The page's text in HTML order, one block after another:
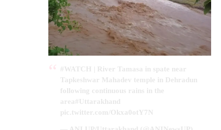
#WATCH
| River Tamasa in spate near
Tapkeshwar Mahadev temple in Dehradun
following continuous rains in the
area#Uttarakhand
pic.twitter.com/Okxa0otY7N